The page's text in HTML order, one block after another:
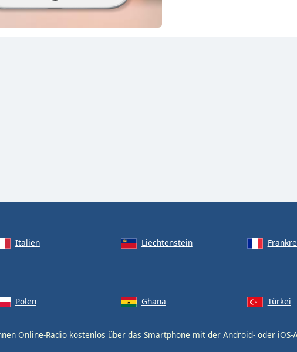
Italien Liechtenstein
Polen Ghana Türkei
Online-Radio kostenlos über das Smartphone mit der Android- oder iOS-